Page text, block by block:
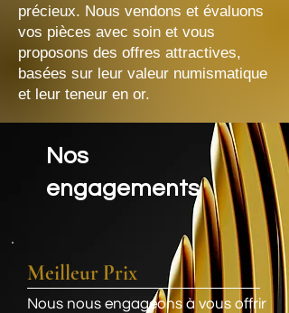
précieux. Nous vendons et évaluons
vos pièces avec soin et vous
proposons des offres attractives,
basées sur leur valeur numismatique
et leur teneur en or.
Nos
engagements
Meilleur Prix
Nous nous engageons à vous offrir